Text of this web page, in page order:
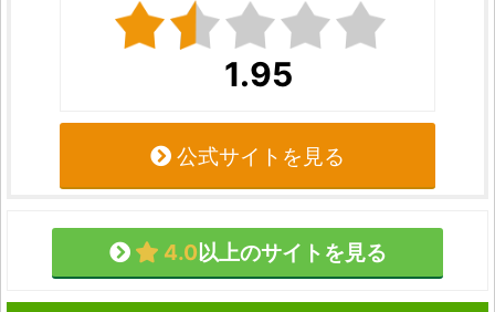
1.95
公式サイトを見る
4.0以上のサイトを見る